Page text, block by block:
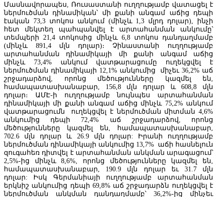
Հայաստանը կսկսի հյուրանոցները դասակարգել աստղային
վարկանիշներով
Մասնավորապես, Ռուսաստանի ուղղությամբ վատացել է
ներմուծման դինամիկան՝ մի քանի անգամ աճից դեպի
էական 73,3 տոկոս անկում (մինչև 1,3 մլրդ դոլար), ինչի
հետ մեկտեղ պահպանվել է արտահանման անկումը՝
տեմպերի 21,4 տոկոսից մինչև 6,8 տոկոս դանդաղմամբ
(մինչև 891,4 մլն դոլար)։ Չինաստանի ուղղությամբ
արտահանման դինամիկայի մի քանի անգամ աճից
մինչև 73,4% անկում վատթարացումը ուղեկցվել է
ներմուծման դինամիկայի 12,1% անկումից միչեւ 36,2% աճ
շրջադարձով, որոնց մեծությունները կազմել են,
համապատասխանաբար, 156,8 մլն դոլար և 608,8 մլն
դոլար։ ԱՄԷ-ի ուղղությամբ նույնպես արտահանման
դինամիկայի մի քանի անգամ աճից մինչև 75,2% անկում
վատթարացումն ուղեկցվել է ներմուծման միտման 4,6%
անկումից դեպի 72,4% աճ շրջադարձով, որոնց
մեծությունները կազմել են, համապատասխանաբար,
702.6 մլն դոլար և 26.9 մլն դոլար: Իրանի ուղղությամբ
ներմուծման դինամիկայի անկումից 13,7% աճի հասնելուն
զուգահեռ դիտվել է արտահանման անկման արագացում՝
2,5%-ից մինչև 8,6%, որոնց մեծությունները կազմել են,
համապատասխանաբար, 190.9 մլն դոլար եւ 31.7 մլն
դոլար: Իսկ Գերմանիայի ուղղությամբ արտահանման
երկնիշ անկումից դեպի 69,8% աճ շրջադարձն ուղեկցվել է
ներմուծման անկման դանդաղմամբ՝ 36,2%-ից մինչեւ